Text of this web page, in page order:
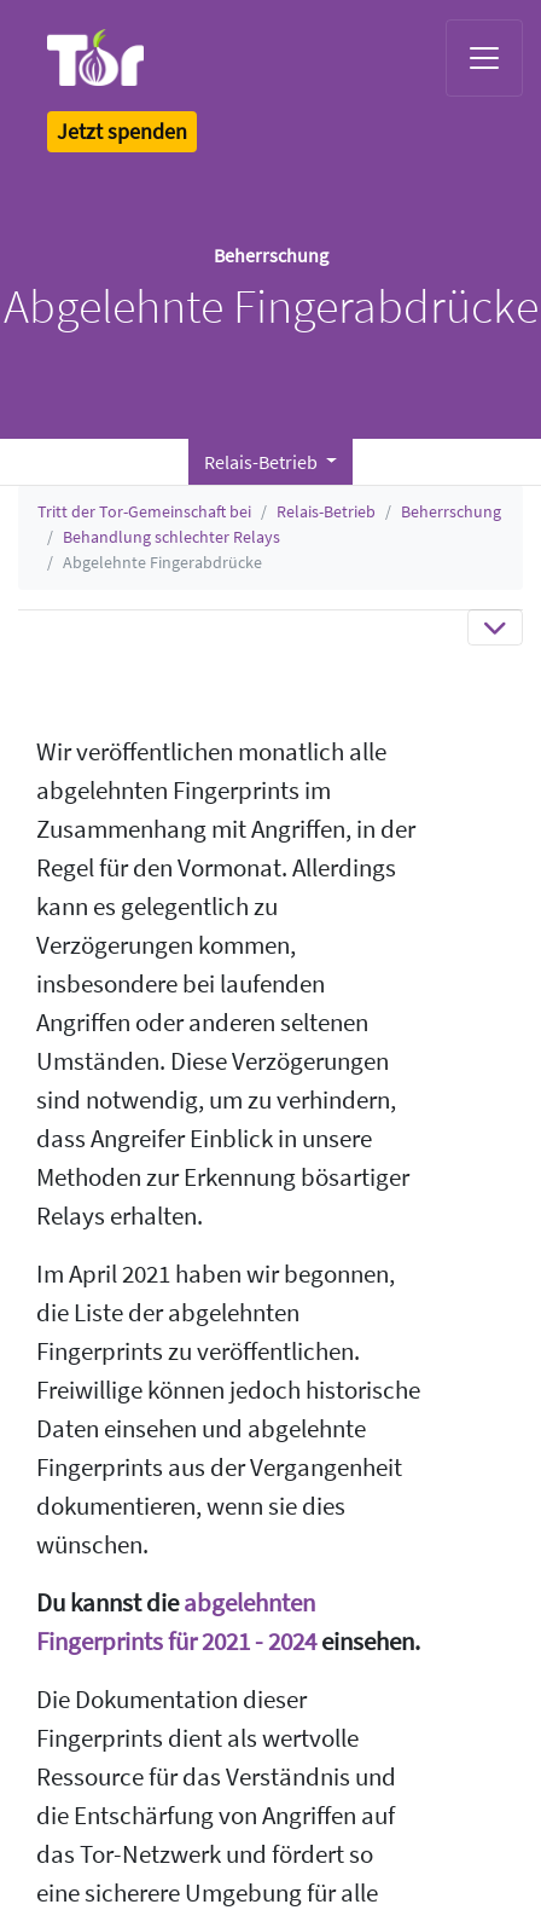
Jetzt spenden
Beherrschung
Abgelehnte Fingerabdrücke
Relais-Betrieb
Tritt der Tor-Gemeinschaft bei Relais-Betrieb
Beherrschung
Behandlung schlechter Relays
Abgelehnte Fingerabdrücke
Wir veröffentlichen monatlich alle
abgelehnten Fingerprints im
Zusammenhang mit Angriffen, in der
Regel für den Vormonat. Allerdings
kann es gelegentlich zu
Verzögerungen kommen,
insbesondere bei laufenden
Angriffen oder anderen seltenen
Umständen. Diese Verzögerungen
sind notwendig, um zu verhindern,
dass Angreifer Einblick in unsere
Methoden zur Erkennung bösartiger
Relays erhalten.
Im April 2021 haben wir begonnen,
die Liste der abgelehnten
Fingerprints zu veröffentlichen.
Freiwillige können jedoch historische
Daten einsehen und abgelehnte
Fingerprints aus der Vergangenheit
dokumentieren, wenn sie dies
wünschen.
Du kannst dieabgelehnten
Fingerprints für 2021 - 2024einsehen.
Die Dokumentation dieser
Fingerprints dient als wertvolle
Ressource für das Verständnis und
die Entschärfung von Angriffen auf
das Tor-Netzwerk und fördert so
eine sicherere Umgebung für alle